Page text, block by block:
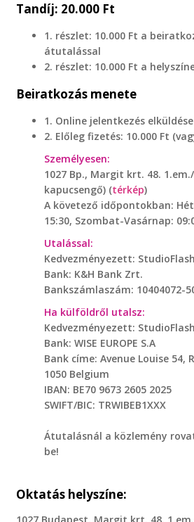
Tandíj: 20.000 Ft
1. részlet: 10.000 Ft a
átutalással
2. részlet: 10.000 Ft a
Beiratkozás menete
1. Online jelentkezés elküldése
2. Előleg fizetés: 10.000 Ft
Személyesen:
1027 Bp., Margit krt. 48.
kapucsengő) (térkép)
A követező időpontokban:
15:30, Szombat-Vasárnap:
Utalással:
Kedvezményezett:
Bank: K&H Bank Zrt.
Bankszámlaszám: 10404072-
Ha külföldről utalsz:
Kedvezményezett:
Bank: WISE EUROPE S.A
Bank címe: Avenue Louise 54,
1050 Belgium
IBAN: BE70 9673 2605 2025
SWIFT/BIC: TRWIBEB1XXX
Átutalásnál a közlemény
be!
Oktatás helyszíne: